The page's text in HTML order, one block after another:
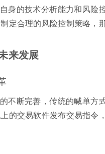
身的技术分析能力和风
定合理的风险控制策略，
来发展
不断完善，传统的喊单
的交易软件发布交易指令